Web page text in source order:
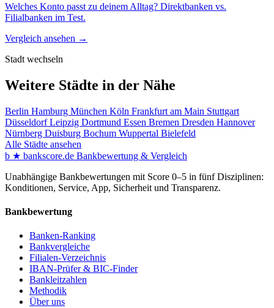
Welches Konto passt zu deinem Alltag? Direktbanken vs.
Filialbanken im Test.
Vergleich ansehen →
Stadt wechseln
Weitere Städte in der Nähe
Berlin Hamburg München Köln Frankfurt am Main Stuttgart
DüsseldorfLeipzig Dortmund Essen Bremen Dresden Hannover
Nürnberg Duisburg Bochum Wuppertal Bielefeld
Alle Städte ansehen
b ★ bankscore.de Bankbewertung & Vergleich
Unabhängige Bankbewertungen mit Score 0–5 in fünf Disziplinen:
Konditionen, Service, App, Sicherheit und Transparenz.
Bankbewertung
Banken-Ranking
Bankvergleiche
Filialen-Verzeichnis
IBAN-Prüfer & BIC-Finder
Bankleitzahlen
Methodik
Über uns